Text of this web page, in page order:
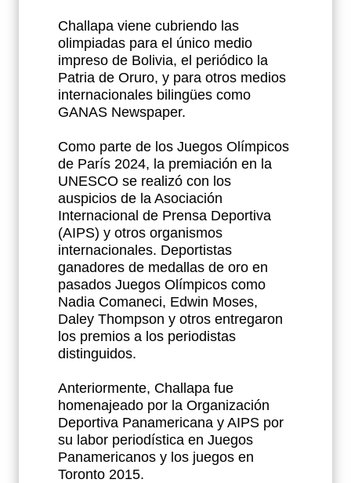
Challapa viene cubriendo las
olimpiadas para el único medio
impreso de Bolivia, el periódico la
Patria de Oruro, y para otros medios
internacionales bilingües como
GANAS Newspaper.
Como parte de los Juegos Olímpicos
de París 2024, la premiación en la
UNESCO se realizó con los
auspicios de la Asociación
Internacional de Prensa Deportiva
(AIPS) y otros organismos
internacionales. Deportistas
ganadores de medallas de oro en
pasados Juegos Olímpicos como
Nadia Comaneci, Edwin Moses,
Daley Thompson y otros entregaron
los premios a los periodistas
distinguidos.
Anteriormente, Challapa fue
homenajeado por la Organización
Deportiva Panamericana y AIPS por
su labor periodística en Juegos
Panamericanos y los juegos en
Toronto 2015.